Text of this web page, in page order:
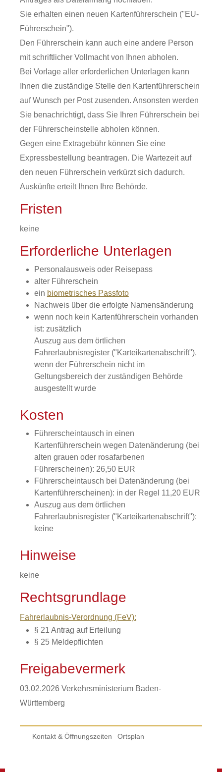
Sie erhalten einen neuen Kartenführerschein ("EU-
Führerschein").
Den Führerschein kann auch eine andere Person
mit schriftlicher Vollmacht von Ihnen abholen.
Bei Vorlage aller erforderlichen Unterlagen kann
Ihnen die zuständige Stelle den Kartenführerschein
auf Wunsch per Post zusenden. Ansonsten werden
Sie benachrichtigt, dass Sie Ihren Führerschein bei
der Führerscheinstelle abholen können.
Gegen eine Extragebühr können Sie eine
Expressbestellung beantragen. Die Wartezeit auf
den neuen Führerschein verkürzt sich dadurch.
Auskünfte erteilt Ihnen Ihre Behörde.
Fristen
keine
Erforderliche Unterlagen
Personalausweis oder Reisepass
alter Führerschein
ein biometrisches Passfoto
Nachweis über die erfolgte Namensänderung
wenn noch kein Kartenführerschein vorhanden
ist: zusätzlich
Auszug aus dem örtlichen
Fahrerlaubnisregister ("Karteikartenabschrift"),
wenn der Führerschein nicht im
Geltungsbereich der zuständigen Behörde
ausgestellt wurde
Kosten
Führerscheintausch in einen
Kartenführerschein wegen Datenänderung (bei
alten grauen oder rosafarbenen
Führerscheinen): 26,50 EUR
Führerscheintausch bei Datenänderung (bei
Kartenführerscheinen): in der Regel 11,20 EUR
Auszug aus dem örtlichen
Fahrerlaubnisregister ("Karteikartenabschrift"):
keine
Hinweise
keine
Rechtsgrundlage
Fahrerlaubnis-Verordnung (FeV):
§ 21 Antrag auf Erteilung
§ 25 Meldepflichten
Freigabevermerk
03.02.2026 Verkehrsministerium Baden-
Württemberg
Kontakt & Öffnungszeiten Ortsplan